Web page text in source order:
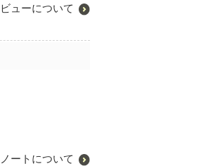
ューについて
ートについて